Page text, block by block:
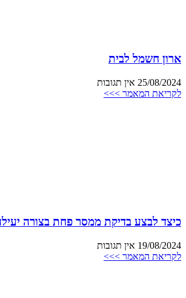
ארון חשמל לבית
25/08/2024 אין תגובות
לקריאת המאמר >>>
כיצד לבצע בדיקת ממסר פחת בצורה
19/08/2024 אין תגובות
לקריאת המאמר >>>